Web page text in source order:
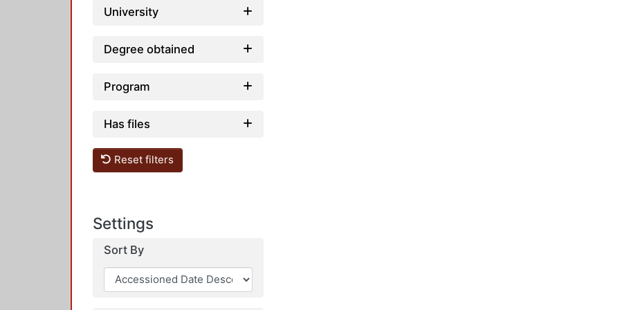
University
Degree obtained
Program
Has files
Reset filters
Settings
Sort By